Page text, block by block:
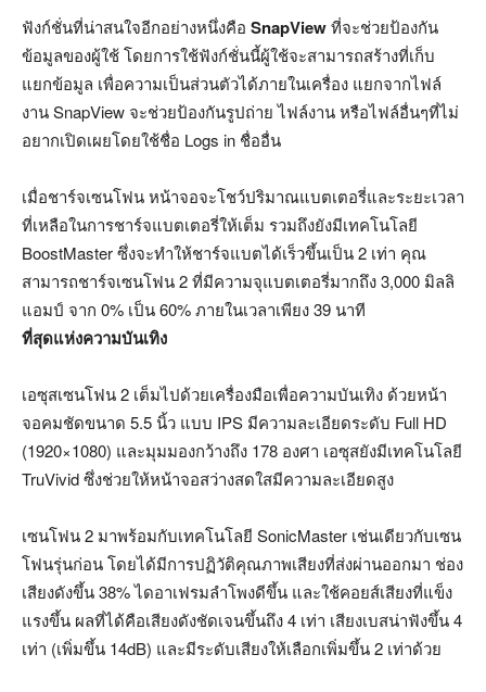
ฟังก์ชั่นที่น่าสนใจอีกอย่างหนึ่งคือ SnapViewที่จะช่วยป้องกัน
ข้อมูลของผู้ใช้ โดยการใช้ฟังก์ชั่นนี้ผู้ใช้จะสามารถสร้างที่เก็บ
แยกข้อมูล เพื่อความเป็นส่วนตัวได้ภายในเครื่อง แยกจากไฟล์
งาน SnapView จะช่วยป้องกันรูปถ่าย ไฟล์งาน หรือไฟล์อื่นๆที่ไม่
อยากเปิดเผยโดยใช้ชื่อ Logs in ชื่ออื่น
เมื่อชาร์จเซนโฟน หน้าจอจะโชว์ปริมาณแบตเตอรี่และระยะเวลา
ที่เหลือในการชาร์จแบตเตอรี่ให้เต็ม รวมถึงยังมีเทคโนโลยี
BoostMaster ซึ่งจะทำให้ชาร์จแบตได้เร็วขึ้นเป็น 2 เท่า คุณ
สามารถชาร์จเซนโฟน 2 ที่มีความจุแบตเตอรี่มากถึง 3,000 มิลลิ
แอมป์ จาก 0% เป็น 60% ภายในเวลาเพียง 39 นาที
ที่สุดแห่งความบันเทิง
เอซุสเซนโฟน 2 เต็มไปด้วยเครื่องมือเพื่อความบันเทิง ด้วยหน้า
จอคมชัดขนาด 5.5 นิ้ว แบบ IPS มีความละเอียดระดับ Full HD
(1920×1080) และมุมมองกว้างถึง 178 องศา เอซุสยังมีเทคโนโลยี
TruVivid ซึ่งช่วยให้หน้าจอสว่างสดใสมีความละเอียดสูง
เซนโฟน 2 มาพร้อมกับเทคโนโลยี SonicMaster เช่นเดียวกับเซน
โฟนรุ่นก่อน โดยได้มีการปฏิวัติคุณภาพเสียงที่ส่งผ่านออกมา ช่อง
เสียงดังขึ้น 38% ไดอาเฟรมลำโพงดีขึ้น และใช้คอยส์เสียงที่แข็ง
แรงขึ้น ผลที่ได้คือเสียงดังชัดเจนขึ้นถึง 4 เท่า เสียงเบสน่าฟังขึ้น 4
เท่า (เพิ่มขึ้น 14dB) และมีระดับเสียงให้เลือกเพิ่มขึ้น 2 เท่าด้วย